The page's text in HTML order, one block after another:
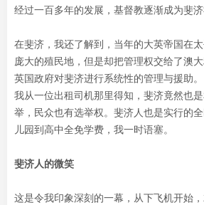
经过一百多年的发展，基督教逐渐成为斐济
在斐济，我还了解到，当年的大英帝国在
庞大的殖民地，但是却把管理权交给了澳
英国政府对斐济进行系统性的管理与援助。
我从一位出租司机那里得知，斐济竟然也
举，民众也有选举权。斐济人也是实行的
儿园到高中全免学费，我一时语塞。
斐济人的微笑
这是令我印象深刻的一幕，从下飞机开始